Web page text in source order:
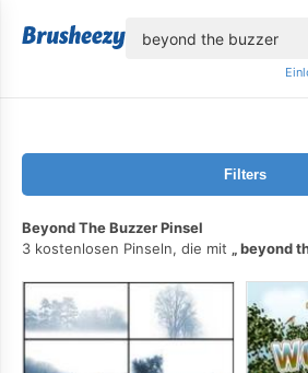
Filters
Beyond The Buzzer Pinsel
3 kostenlosen Pinseln, die mit
beyond